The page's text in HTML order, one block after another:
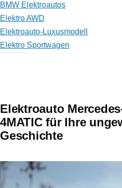
BMW Elektroautos
Elektro AWD
Elektroauto-Luxusmodell
Elektro Sportwagen
Elektroauto
4MATIC für Ihre
Geschichte